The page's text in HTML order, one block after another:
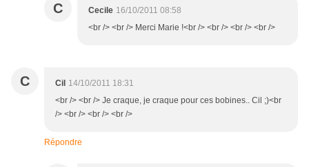
C Cecile 16/10/2011 08:58
<br /> <br /> Merci Marie !<br /> <br /> <br /> <br />
C Cil 14/10/2011 18:31
<br /> <br /> Je craque, je craque pour ces bobines.. Cil ;)<br
/> <br /> <br /> <br />
Répondre